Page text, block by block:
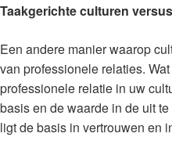
Taakgerichte culturen
Een andere manier waarop
van professionele relaties.
professionele relatie in uw
basis en de waarde in de uit
ligt de basis in vertrouwen en